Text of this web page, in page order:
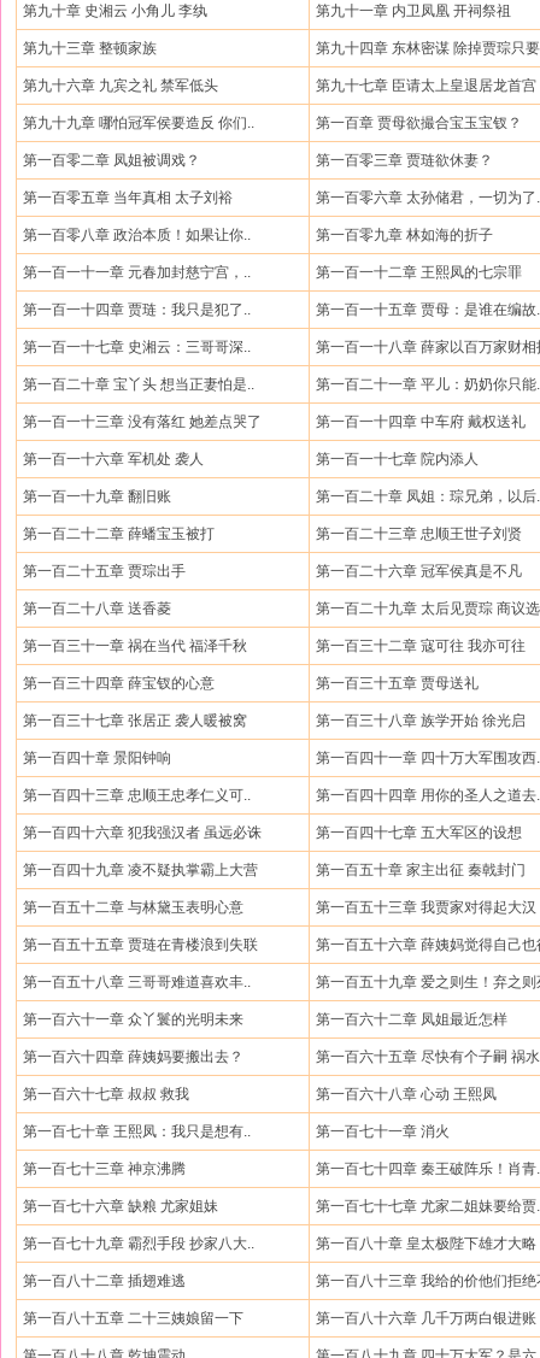
第九十章 史湘云 小角儿 李纨 第九十一章 内卫凤凰 开祠祭祖
第九十三章 整顿家族 第九十四章 东林密谋 除掉贾琮只
第九十六章 九宾之礼 禁军低头 第九十七章 臣请太上皇退居龙首宫
第九十九章 哪怕冠军侯要造反 你们.. 第一百章 贾母欲撮合宝玉宝钗？
第一百零二章 凤姐被调戏？ 第一百零三章 贾琏欲休妻？
第一百零五章 当年真相 太子刘裕 第一百零六章 太孙储君，一切为了
第一百零八章 政治本质！如果让你.. 第一百零九章 林如海的折子
第一百一十一章 元春加封慈宁宫，.. 第一百一十二章 王熙凤的七宗罪
第一百一十四章 贾琏：我只是犯了.. 第一百一十五章 贾母：是谁在编故
第一百一十七章 史湘云：三哥哥深.. 第一百一十八章 薛家以百万家财相
第一百二十章 宝丫头 想当正妻怕是.. 第一百二十一章 平儿：奶奶你只能
第一百一十三章 没有落红 她差点哭了 第一百一十四章 中车府 戴权送礼
第一百一十六章 军机处 袭人 第一百一十七章 院内添人
第一百一十九章 翻旧账 第一百二十章 凤姐：琮兄弟，以后
第一百二十二章 薛蟠宝玉被打 第一百二十三章 忠顺王世子刘贤
第一百二十五章 贾琮出手 第一百二十六章 冠军侯真是不凡
第一百二十八章 送香菱 第一百二十九章 太后见贾琮 商议
第一百三十一章 祸在当代 福泽千秋 第一百三十二章 寇可往 我亦可往
第一百三十四章 薛宝钗的心意 第一百三十五章 贾母送礼
第一百三十七章 张居正 袭人暖被窝 第一百三十八章 族学开始 徐光启
第一百四十章 景阳钟响 第一百四十一章 四十万大军围攻西
第一百四十三章 忠顺王忠孝仁义可.. 第一百四十四章 用你的圣人之道去
第一百四十六章 犯我强汉者 虽远必诛 第一百四十七章 五大军区的设想
第一百四十九章 凌不疑执掌霸上大营 第一百五十章 家主出征 秦戟封门
第一百五十二章 与林黛玉表明心意 第一百五十三章 我贾家对得起大汉
第一百五十五章 贾琏在青楼浪到失联 第一百五十六章 薛姨妈觉得自己也
第一百五十八章 三哥哥难道喜欢丰.. 第一百五十九章 爱之则生！弃之则
第一百六十一章 众丫鬟的光明未来 第一百六十二章 凤姐最近怎样
第一百六十四章 薛姨妈要搬出去？ 第一百六十五章 尽快有个子嗣 祸
第一百六十七章 叔叔 救我 第一百六十八章 心动 王熙凤
第一百七十章 王熙凤：我只是想有.. 第一百七十一章 消火
第一百七十三章 神京沸腾 第一百七十四章 秦王破阵乐！肖青
第一百七十六章 缺粮 尤家姐妹 第一百七十七章 尤家二姐妹要给贾
第一百七十九章 霸烈手段 抄家八大.. 第一百八十章 皇太极陛下雄才大略
第一百八十二章 插翅难逃 第一百八十三章 我给的价他们拒绝
第一百八十五章 二十三姨娘留一下 第一百八十六章 几千万两白银进账